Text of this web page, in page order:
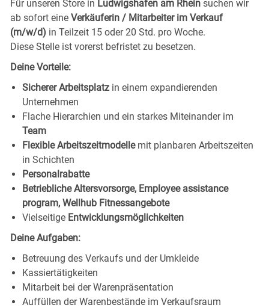
Für unseren Store in Ludwigshafen am Rhein suchen wir
ab sofort eine Verkäuferin / Mitarbeiter im Verkauf
(m/w/d) in Teilzeit 15 oder 20 Std. pro Woche.
Diese Stelle ist vorerst befristet zu besetzen.
Deine Vorteile:
Sicherer Arbeitsplatz in einem expandierenden
Unternehmen
Flache Hierarchien und ein starkes Miteinander im
Team
Flexible Arbeitszeitmodelle mit planbaren Arbeitszeiten
in Schichten
Personalrabatte
Betriebliche Altersvorsorge, Employee assistance
program, Wellhub Fitnessangebote
Vielseitige Entwicklungsmöglichkeiten
Deine Aufgaben:
Betreuung des Verkaufs und der Umkleide
Kassiertätigkeiten
Mitarbeit bei der Warenpräsentation
Auffüllen der Warenbestände im Verkaufsraum